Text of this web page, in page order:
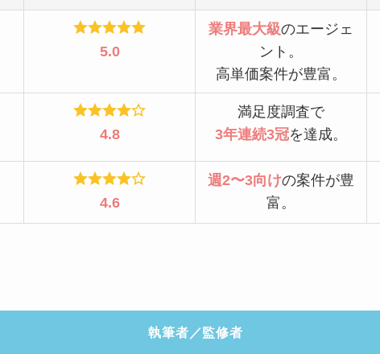
5.0
業界最大級のエージェ
ント。
高単価案件が豊富。
4.8
満足度調査で
3年連続3冠を達成。
4.6
週2〜3向けの案件が豊
富。
執筆者／監修者